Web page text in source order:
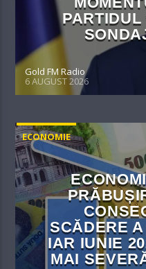
Gold FM Radio
6 AUGUST 2026
ECONOMIE
SCĂDERE
IAR IUNIE
MAI